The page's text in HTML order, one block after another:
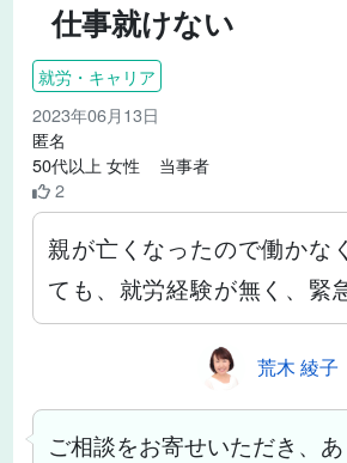
仕事就けない
就労・キャリア
2023年06月13日
匿名
50代以上 女性 当事者
2
親が亡くなったので働かな
ても、就労経験が無く、緊
荒木 綾子
ご相談をお寄せいただき、